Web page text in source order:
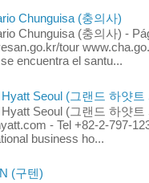
Chunguisa (충의사)
Chunguisa (충의사) -
tour
encuentra el santu...
Seoul (그랜드 하얏트
Seoul (그랜드 하얏트
- Tel +82-2-797-
business ho...
(구텐)